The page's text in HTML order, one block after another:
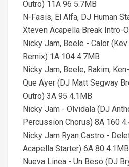
Outro) 11A 96 5.7MB
N-Fasis, El Alfa, DJ Human
Xteven Acapella Break Intro-
Nicky Jam, Beele - Calor
Remix) 1A 104 4.7MB
Nicky Jam, Beele, Rakim,
Que Ayer (DJ Matt Segway
Outro) 3A 95 4.1MB
Nicky Jam - Olvidala (DJ
Percussion Chorus) 8A 160
Nicky Jam Ryan Castro -
Acapella Starter) 6A 80 4.1MB
Nueva Linea - Un Beso (DJ